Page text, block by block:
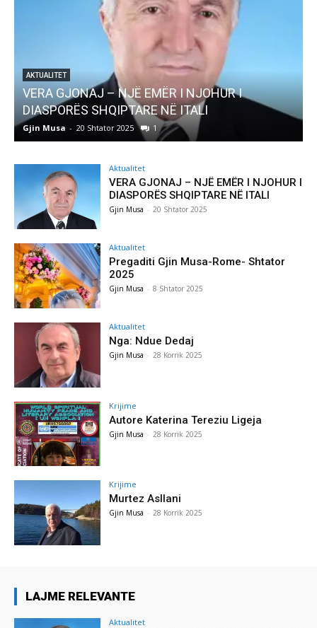
I NJOHUR I
NË ITALI
AKTUALITET
Pregaditi Gjin Musa-
Gjin Musa
Aktualitet
VERA GJONAJ – NJË EMËR I NJOHUR I
DIASPORËS SHQIPTARE NË ITALI
Gjin Musa - 20 Shtator 2025
Aktualitet
Pregaditi Gjin Musa-Rome- Shtator
2025
Gjin Musa - 8 Shtator 2025
Aktualitet
Nga: Ndue Dedaj
Gjin Musa - 28 Korrik 2025
Krijime
Autore Katerina Tereziu Ligeja
Gjin Musa - 28 Korrik 2025
Krijime
Murtez Asllani
Gjin Musa - 28 Korrik 2025
LAJME RELEVANTE
Aktualitet